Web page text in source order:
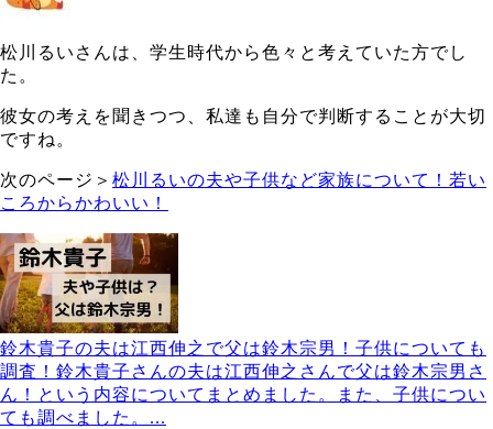
松川るいさんは、学生時代から色々と考えていた方でし
た。
彼女の考えを聞きつつ、私達も自分で判断することが大切
ですね。
次のページ＞ 松川るいの夫や子供など家族について！若い
ころからかわいい！
鈴木貴子の夫は江西伸之で父は鈴木宗男！子供についても
調査！ 鈴木貴子さんの夫は江西伸之さんで父は鈴木宗男さ
ん！という内容についてまとめました。また、子供につい
ても調べました。...